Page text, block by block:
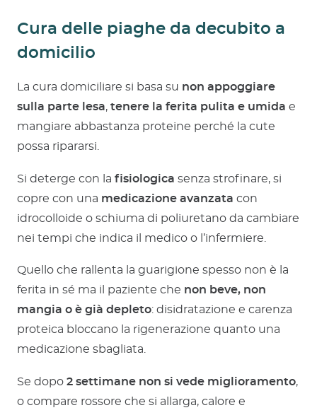
Cura delle piaghe da decubito a
domicilio
La cura domiciliare si basa su non appoggiare
sulla parte lesa, tenere la ferita pulita e umida e
mangiare abbastanza proteine perché la cute
possa ripararsi.
Si deterge con la fisiologica senza strofinare, si
copre con una medicazione avanzata con
idrocolloide o schiuma di poliuretano da cambiare
nei tempi che indica il medico o l’infermiere.
Quello che rallenta la guarigione spesso non è la
ferita in sé ma il paziente che non beve, non
mangia o è già depleto: disidratazione e carenza
proteica bloccano la rigenerazione quanto una
medicazione sbagliata.
Se dopo 2 settimane non si vede miglioramento,
o compare rossore che si allarga, calore e